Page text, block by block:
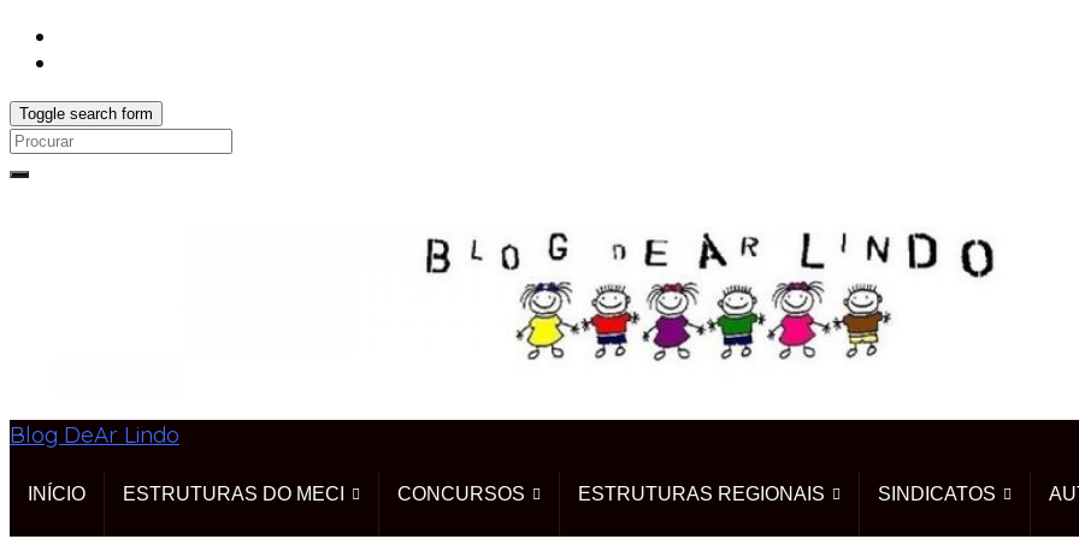
Toggle search form
Search
Blog DeAr Lindo
INÍCIO ESTRUTURAS DO MECI CONCURSOS ESTRUTURAS REGIONAIS SINDICATOS